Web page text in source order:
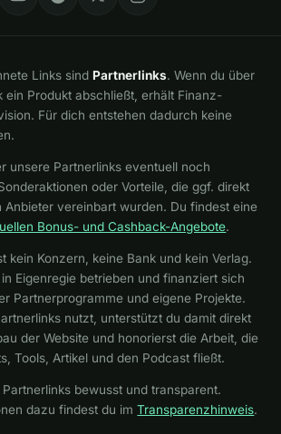
Links sind Partnerlinks. Wenn du über
ein Produkt abschließt, erhält Finanz-
Für dich entstehen dadurch keine
unsere Partnerlinks eventuell noch
oder Vorteile, die ggf. direkt
Anbieter vereinbart wurden. Du findest eine
Bonus- und Cashback-Angebote.
kein Konzern, keine Bank und kein Verlag.
Eigenregie betrieben und finanziert sich
Partnerprogramme und eigene Projekte.
nutzt, unterstützt du damit direkt
der Website und honorierst die Arbeit, die
Tools, Artikel und den Podcast fließt.
bewusst und transparent.
dazu findest du imTransparenzhinweis.